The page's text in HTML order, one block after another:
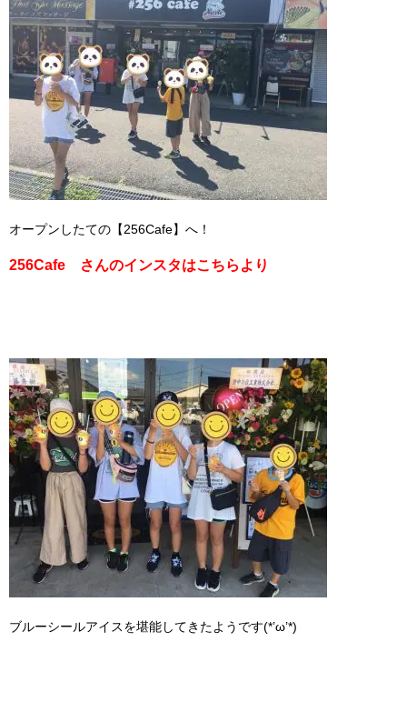
オープンしたての【256Cafe】へ！
256Cafe さんのインスタはこちらより
ブルーシールアイスを堪能してきたようです(*’ω’*)